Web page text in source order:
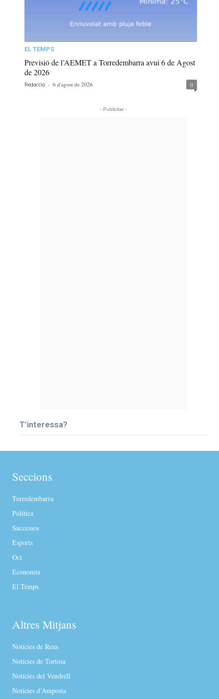
EL TEMPS
Previsió de l’AEMET a Torredembarra avui 6 de Agost
de 2026
Redacció - 6 d'agost de 2026 0
- Publicitat -
T’interessa?
Seccions
Torredembarra
Política
Successos
Esports
Oci
Economia
El Temps
Altres Mitjans
Notícies de Reus
Notícies de Tortosa
Notícies del Vendrell
Notícies d’Amposta